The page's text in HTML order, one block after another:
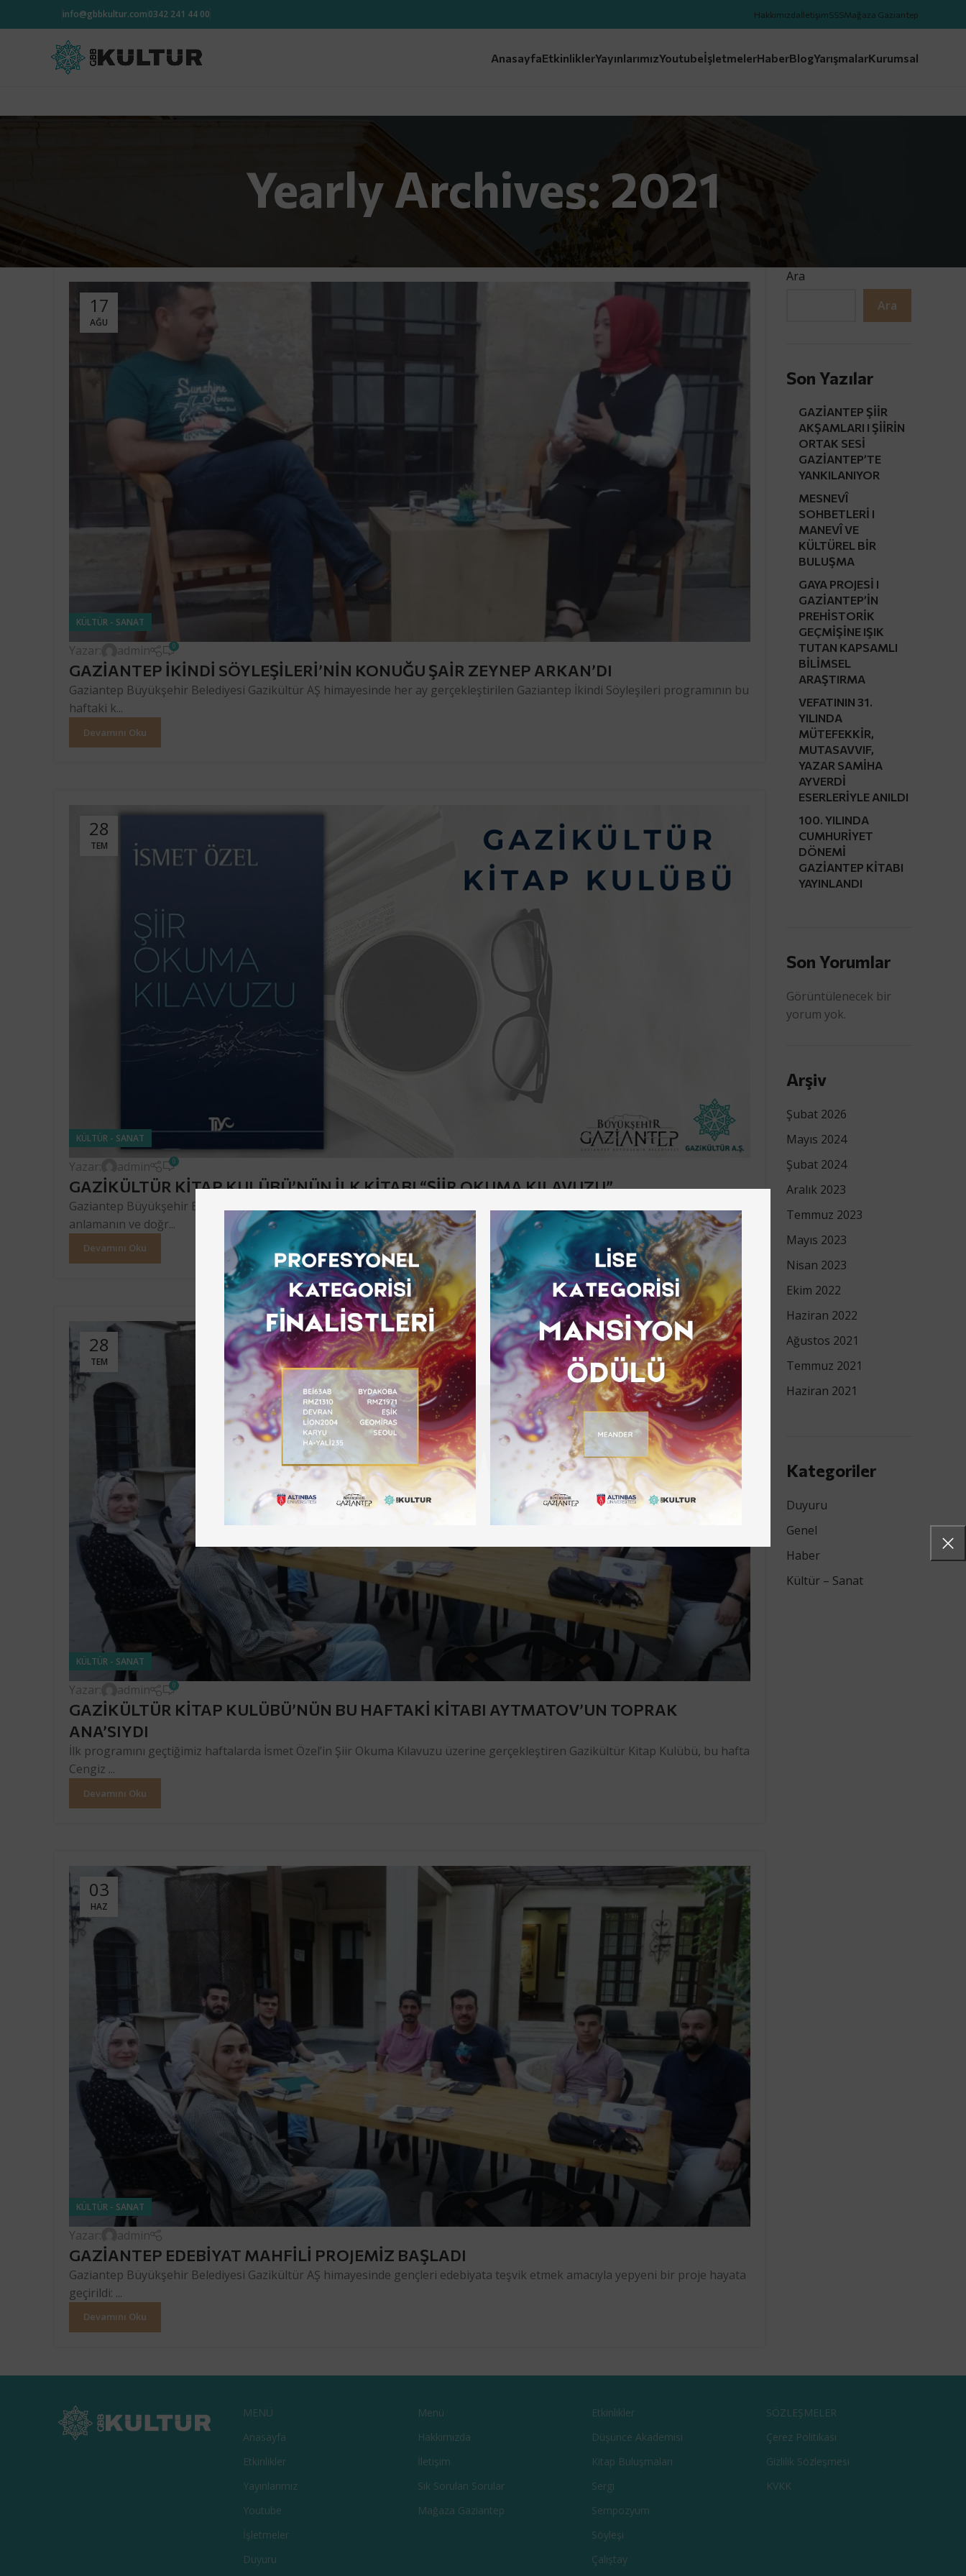
info@gbbkultur.com0342 241 44 00 HakkımızdaİletişimSSSMağaza Gaziantep
AnasayfaEtkinliklerYayınlarımızYoutubeİşletmelerHaberBlogYarışmalarKurumsal
Yearly Archives: 2021
17
AĞU
KÜLTÜR - SANAT
Yazar: admin 0
GAZİANTEP İKİNDİ SÖYLEŞİLERİ’NİN KONUĞU ŞAİR ZEYNEP ARKAN’DI
Gaziantep Büyükşehir Belediyesi Gazikültür AŞ himayesinde her ay gerçekleştirilen Gaziantep İkindi Söyleşileri programının bu
haftaki k...
Devamını Oku
28
TEM
KÜLTÜR - SANAT
Yazar: admin 0
GAZİKÜLTÜR KİTAP KULÜBÜ’NÜN İLK KİTABI “ŞİİR OKUMA KILAVUZU”
Gaziantep Büyükşehir Belediyesi Gazikültür AŞ bünyesinde bir kitap kulübü kuruldu: Gazikültür Kitap Kulübü. Bir metni
anlamanın ve doğr...
Devamını Oku
28
TEM
KÜLTÜR - SANAT
Yazar: admin 0
GAZİKÜLTÜR KİTAP KULÜBÜ’NÜN BU HAFTAKİ KİTABI AYTMATOV’UN TOPRAK
ANA’SIYDI
İlk programını geçtiğimiz haftalarda İsmet Özel’in Şiir Okuma Kılavuzu üzerine gerçekleştiren Gazikültür Kitap Kulübü, bu hafta
Cengiz ...
Devamını Oku
03
HAZ
KÜLTÜR - SANAT
Yazar: admin
GAZİANTEP EDEBİYAT MAHFİLİ PROJEMİZ BAŞLADI
Gaziantep Büyükşehir Belediyesi Gazikültür AŞ himayesinde gençleri edebiyata teşvik etmek amacıyla yepyeni bir proje hayata
geçirildi: ...
Devamını Oku
Ara
Ara
Son Yazılar
GAZİANTEP ŞİİR
AKŞAMLARI I ŞİİRİN
ORTAK SESİ
GAZİANTEP’TE
YANKILANIYOR
MESNEVÎ
SOHBETLERİ I
MANEVÎ VE
KÜLTÜREL BİR
BULUŞMA
GAYA PROJESİ I
GAZİANTEP’İN
PREHİSTORİK
GEÇMİŞİNE IŞIK
TUTAN KAPSAMLI
BİLİMSEL
ARAŞTIRMA
VEFATININ 31.
YILINDA
MÜTEFEKKİR,
MUTASAVVIF,
YAZAR SAMİHA
AYVERDİ
ESERLERİYLE ANILDI
100. YILINDA
CUMHURİYET
DÖNEMİ
GAZİANTEP KİTABI
YAYINLANDI
Son Yorumlar
Görüntülenecek bir
yorum yok.
Arşiv
Şubat 2026
Mayıs 2024
Şubat 2024
Aralık 2023
Temmuz 2023
Mayıs 2023
Nisan 2023
Ekim 2022
Haziran 2022
Ağustos 2021
Temmuz 2021
Haziran 2021
Kategoriler
Duyuru
Genel
Haber
Kültür – Sanat
MENÜ
Anasayfa
Etkinlikler
Yayınlarımız
Youtube
İşletmeler
Duyuru
Menü
Hakkımızda
İletişim
Sık Sorulan Sorular
Mağaza Gaziantep
Etkinlikler
Düşünce Akademisi
Kitap Buluşmaları
Sergi
Sempozyum
Söyleşi
Çalıştay
SÖZLEŞMELER
Çerez Politikası
Gizlilik Sözleşmesi
KVKK